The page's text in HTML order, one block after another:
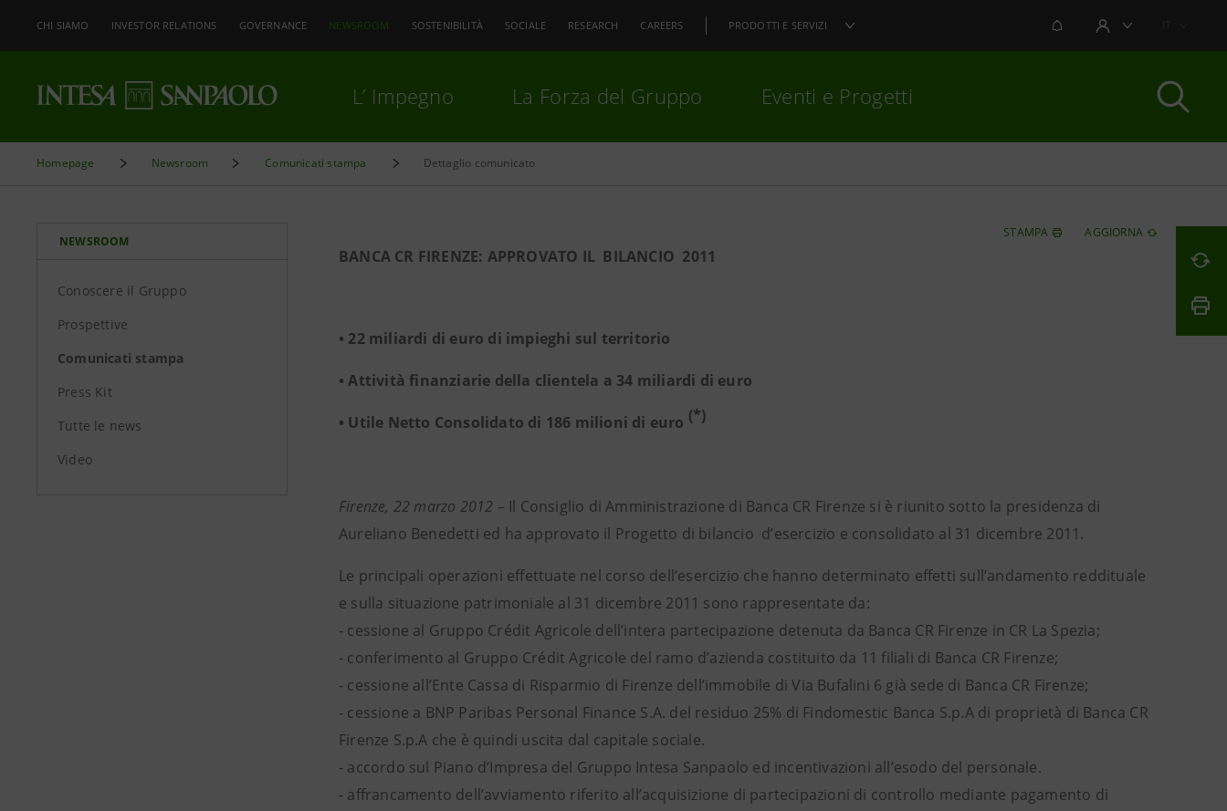
CHI SIAMO INVESTOR RELATIONS GOVERNANCE NEWSROOM SOSTENIBILITÀ SOCIALE RESEARCH CAREERS PRODOTTI E SERVIZI NOTIFICHEAREA UTENTE
L’ Impegno La Forza del Gruppo Eventi e Progetti
Homepage Newsroom Comunicati stampa Dettaglio comunicato
NEWSROOM
Conoscere il Gruppo
Prospettive
Comunicati stampa
Press Kit
Tutte le news
Video
STAMPA AGGIORNA
BANCA CR FIRENZE: APPROVATO IL BILANCIO 2011
• 22 miliardi di euro di impieghi sul territorio
• Attività finanziarie della clientela a 34 miliardi di euro
• Utile Netto Consolidato di 186 milioni di euro (*)
Firenze, 22 marzo 2012 – Il Consiglio di Amministrazione di Banca CR Firenze si è riunito sotto la presidenza di
Aureliano Benedetti ed ha approvato il Progetto di bilancio d’esercizio e consolidato al 31 dicembre 2011.
Le principali operazioni effettuate nel corso dell’esercizio che hanno determinato effetti sull’andamento reddituale
e sulla situazione patrimoniale al 31 dicembre 2011 sono rappresentate da:
- cessione al Gruppo Crédit Agricole dell’intera partecipazione detenuta da Banca CR Firenze in CR La Spezia;
- conferimento al Gruppo Crédit Agricole del ramo d’azienda costituito da 11 filiali di Banca CR Firenze;
- cessione all’Ente Cassa di Risparmio di Firenze dell’immobile di Via Bufalini 6 già sede di Banca CR Firenze;
- cessione a BNP Paribas Personal Finance S.A. del residuo 25% di Findomestic Banca S.p.A di proprietà di Banca CR
Firenze S.p.A che è quindi uscita dal capitale sociale.
- accordo sul Piano d’Impresa del Gruppo Intesa Sanpaolo ed incentivazioni all’esodo del personale.
- affrancamento dell’avviamento riferito all’acquisizione di partecipazioni di controllo mediante pagamento di